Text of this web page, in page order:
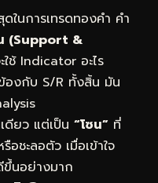
ในการเทรดทองคำ คำ
(Support &
ใช้ Indicator อะไร
องกับ S/R ทั้งสิ้น มัน
ดียว แต่เป็น “โซน” ที่
ชะลอตัว เมื่อเข้าใจ
นอย่างมาก